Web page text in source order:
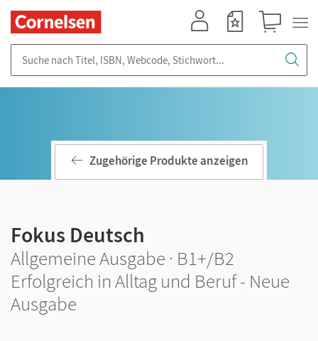
Zugehörige Produkte anzeigen
Fokus Deutsch
Allgemeine Ausgabe · B1+/B2
Erfolgreich in Alltag und Beruf - Neue
Ausgabe